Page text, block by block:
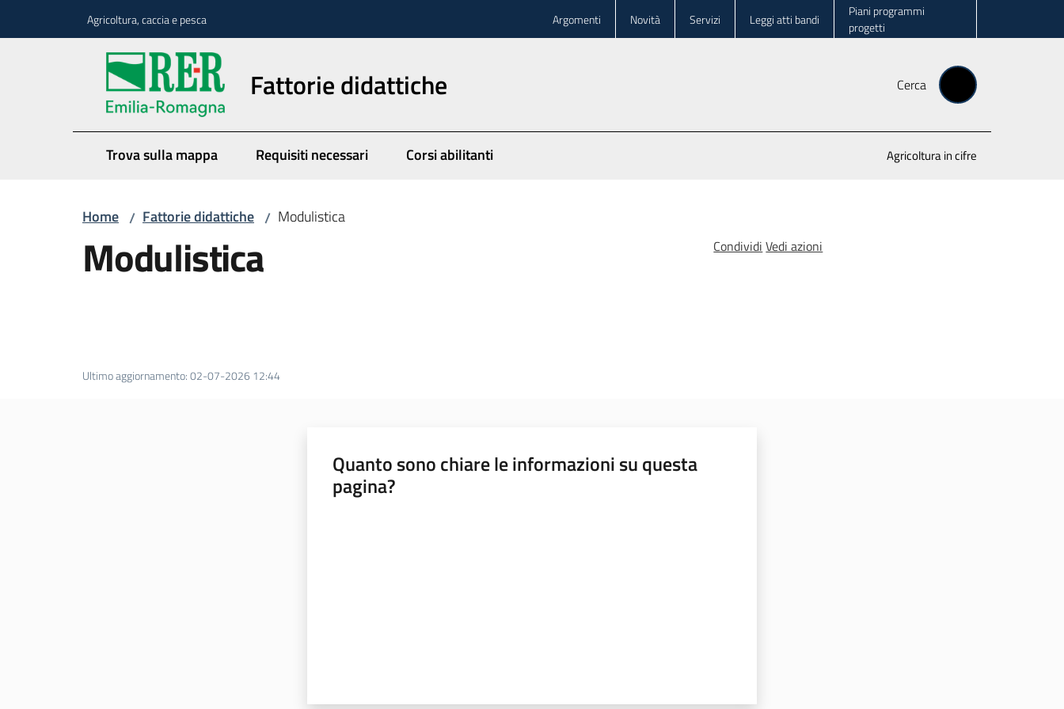
Agricoltura, caccia e pesca Argomenti Novità Servizi Leggi atti bandi
Piani programmi
progetti
Fattorie didattiche Cerca
Trova sulla mappa Requisiti necessari Corsi abilitanti Agricoltura in cifre
Home / Fattorie didattiche / Modulistica
Modulistica Condividi Vedi azioni
Ultimo aggiornamento:02-07-2026 12:44
Quanto sono chiare le informazioni su questa
pagina?